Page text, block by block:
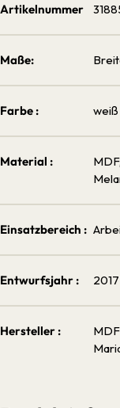
Artikelnummer
Maße:
Farbe : weiß
Material :
Einsatzbereich :
Entwurfsjahr : 2017
Hersteller :